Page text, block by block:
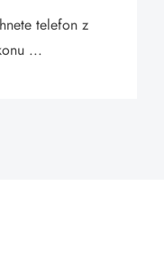
telefon z
...